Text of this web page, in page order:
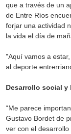
que a través de un
de Entre Ríos
forjar una actividad
la vida el día de
"Aquí vamos a
al deporte
Desarrollo social y
“Me parece
Gustavo Bordet de
ver con el